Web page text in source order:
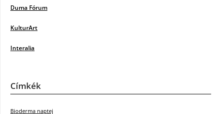
Duma Fórum
KulturArt
Interalia
Címkék
Bioderma naptej